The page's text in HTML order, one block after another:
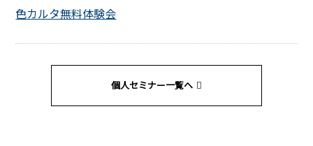
色カルタ無料体験会
個人セミナー一覧へ